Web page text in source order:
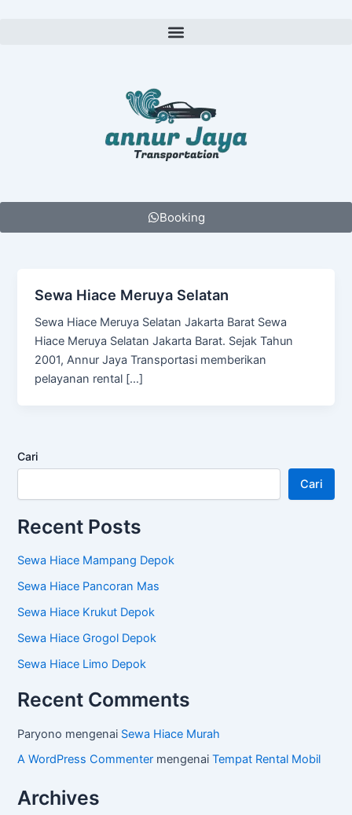
Menu
Booking
Sewa Hiace Meruya Selatan
Sewa Hiace Meruya Selatan Jakarta Barat Sewa
Hiace Meruya Selatan Jakarta Barat. Sejak Tahun
2001, Annur Jaya Transportasi memberikan
pelayanan rental […]
Cari
Cari
Recent Posts
Sewa Hiace Mampang Depok
Sewa Hiace Pancoran Mas
Sewa Hiace Krukut Depok
Sewa Hiace Grogol Depok
Sewa Hiace Limo Depok
Recent Comments
Paryono mengenai Sewa Hiace Murah
A WordPress Commenter mengenaiTempat Rental Mobil
Archives